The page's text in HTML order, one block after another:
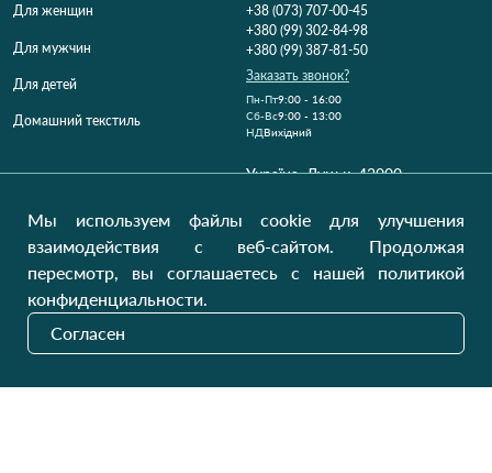
Для женщин
Для мужчин
Для детей
Домашний текстиль
+38 (073) 707-00-45
+380 (99) 302-84-98
+380 (99) 387-81-50
Заказать звонок?
Пн-Пт9:00 - 16:00
Cб-Вс9:00 - 13:00
НДВихідний
Україна, Луцьк, 43000
Наши обновления
Мы используем файлы cookie для улучшения
взаимодействия с веб-сайтом. Продолжая
пересмотр, вы соглашаетесь с нашей политикой
конфиденциальности.
Согласен